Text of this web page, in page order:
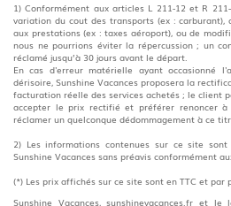
1) Conformément aux articles L 211-12 et R
variation du cout des transports (ex :
aux prestations (ex : taxes aéroport), ou de
nous ne pourrions éviter la répercussion ; un
réclamé jusqu’à 30 jours avant le départ.
En cas d'erreur matérielle ayant occasionné
dérisoire, Sunshine Vacances proposera la
facturation réelle des services achetés ; le client
accepter le prix rectifié et préférer renoncer
réclamer un quelconque dédommagement à ce
2) Les informations contenues sur ce site
Sunshine Vacances sans préavis conformément
(*) Les prix affichés sur ce site sont en TTC et par
Sunshine Vacances, sunshinevacances.fr et